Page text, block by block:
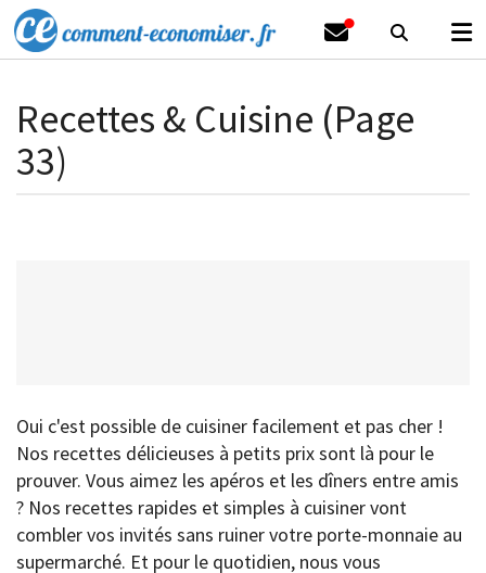
Recettes & Cuisine (Page
33)
Oui c'est possible de cuisiner facilement et pas cher !
Nos recettes délicieuses à petits prix sont là pour le
prouver. Vous aimez les apéros et les dîners entre amis
? Nos recettes rapides et simples à cuisiner vont
combler vos invités sans ruiner votre porte-monnaie au
supermarché. Et pour le quotidien, nous vous